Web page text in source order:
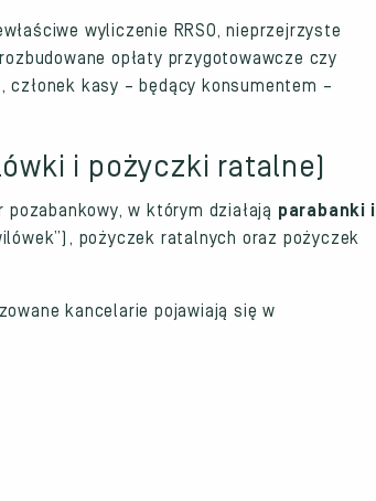
wyliczenie RRSO, nieprzejrzyste
opłaty przygotowawcze czy
kasy – będący konsumentem –
i pożyczki ratalne)
w którym działają parabanki i
pożyczek ratalnych oraz pożyczek
kancelarie pojawiają się w